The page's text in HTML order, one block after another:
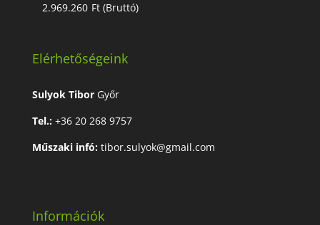
2.969.260 Ft(Bruttó)
Elérhetőségeink
Sulyok TiborGyőr
Tel.: +36 20 268 9757
Műszaki infó: tibor.sulyok@gmail.com
Információk